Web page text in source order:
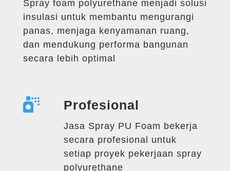
Spray foam polyurethane menjadi solusi
insulasi untuk membantu mengurangi
panas, menjaga kenyamanan ruang,
dan mendukung performa bangunan
secara lebih optimal
 Profesional
Jasa Spray PU Foam bekerja
secara profesional untuk
setiap proyek pekerjaan spray
polyurethane